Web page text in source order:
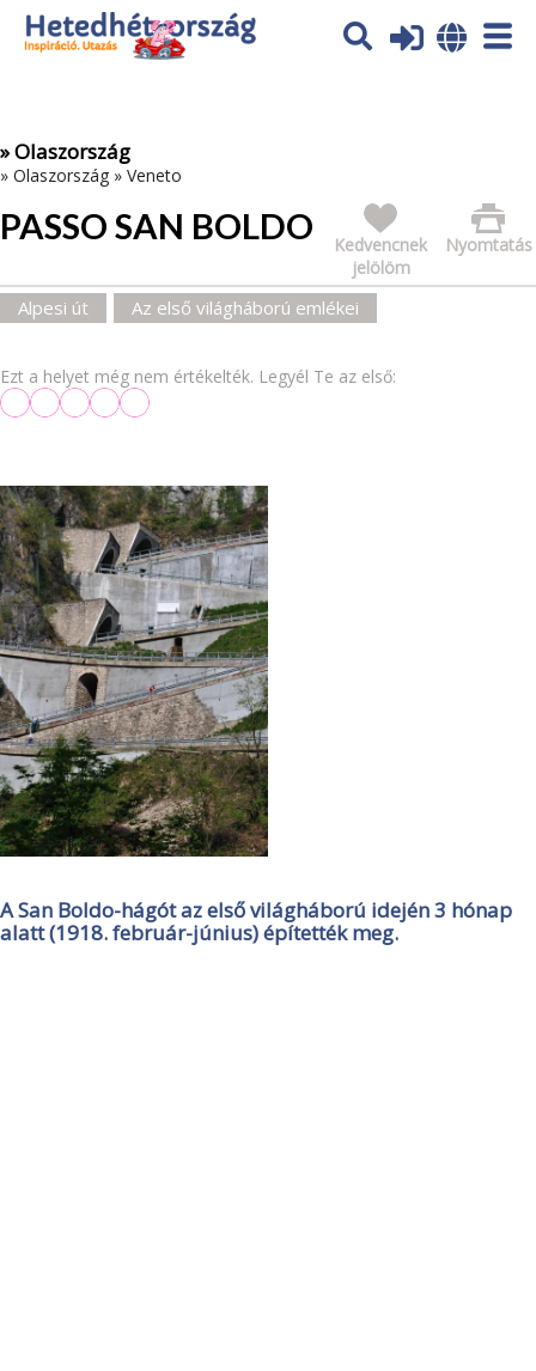
Az oldal sütiket (cookies) használ. További tájékoztatás itt:
Adatvédelmi tájékoztató
» Olaszország
» Olaszország » Veneto
PASSO SAN BOLDO Nyomtatás
Kedvencnek
jelölöm
Alpesi út Az első világháború emlékei
Ezt a helyet még nem értékelték. Legyél Te az első:
A San Boldo-hágót az első világháború idején 3 hónap
alatt (1918. február-június) építették meg.